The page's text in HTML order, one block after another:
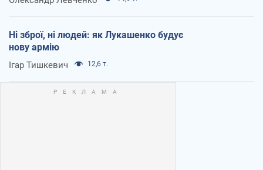
Ні зброї, ні людей: як Лукашенко будує
нову армію
Ігар Тишкевич 12,6 т.